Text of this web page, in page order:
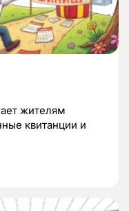
жителям
квитанции и